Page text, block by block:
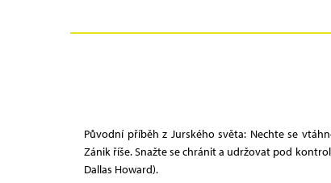
Původní příběh z Jurského světa: Nechte se
Zánik říše. Snažte se chránit a udržovat pod
Dallas Howard).